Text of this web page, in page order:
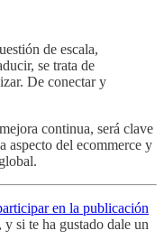
de escala,
se trata de
De conectar y
continua, será clave
aspecto del ecommerce y
en la publicación
y si te ha gustado dale un